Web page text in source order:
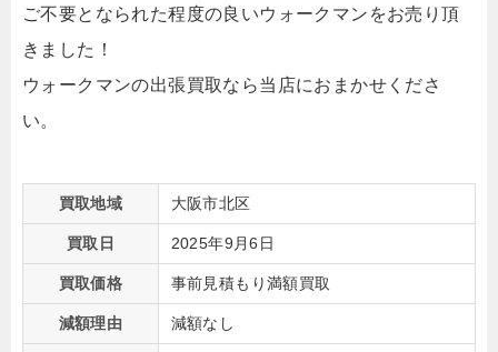
ご不要となられた程度の良いウォークマンをお売り頂
きました！
ウォークマンの出張買取なら当店におまかせくださ
い。
買取地域 大阪市北区
買取日 2025年9月6日
買取価格 事前見積もり満額買取
減額理由 減額なし